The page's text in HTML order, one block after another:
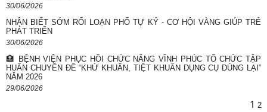
30/06/2026
NHẬN BIẾT SỚM RỐI LOẠN PHỔ TỰ KỶ - CƠ HỘI VÀNG GIÚP TRẺ
PHÁT TRIỂN
30/06/2026
🏥 BỆNH VIỆN PHỤC HỒI CHỨC NĂNG VĨNH PHÚC TỔ CHỨC TẬP
HUẤN CHUYÊN ĐỀ “KHỬ KHUẨN, TIỆT KHUẨN DỤNG CỤ DÙNG LẠI”
NĂM 2026
29/06/2026
1 2